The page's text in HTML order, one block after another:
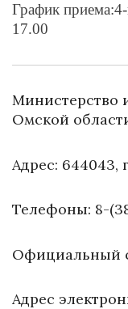
График
17.00
Министерство
Омской
Адрес: 644043,
Телефоны: 8-
Официальный
Адрес